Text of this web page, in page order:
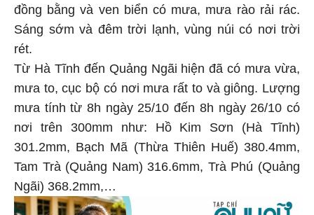
đồng bằng và ven biển có mưa, mưa rào rải rác.
Sáng sớm và đêm trời lạnh, vùng núi có nơi trời
rét.
Từ Hà Tĩnh đến Quảng Ngãi hiện đã có mưa vừa,
mưa to, cục bộ có nơi mưa rất to và giông. Lượng
mưa tính từ 8h ngày 25/10 đến 8h ngày 26/10 có
nơi trên 300mm như: Hồ Kim Sơn (Hà Tĩnh)
301.2mm, Bạch Mã (Thừa Thiên Huế) 380.4mm,
Tam Trà (Quảng Nam) 316.6mm, Trà Phú (Quảng
Ngãi) 368.2mm,…